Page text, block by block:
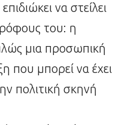
να στείλει
του: η
μια προσωπική
που μπορεί να έχει
πολιτική σκηνή